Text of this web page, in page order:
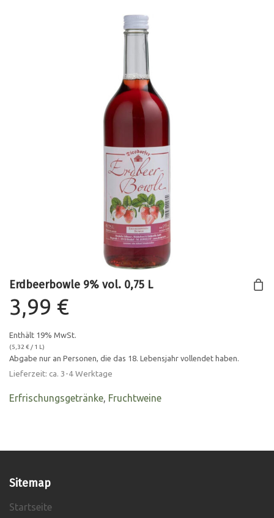
Erdbeerbowle 9% vol. 0,75 L
3,99 €
Enthält 19% MwSt.
(5,32 € / 1 L)
Abgabe nur an Personen, die das 18. Lebensjahr vollendet haben.
Lieferzeit: ca. 3-4 Werktage
Erfrischungsgetränke, Fruchtweine
Sitemap
Startseite